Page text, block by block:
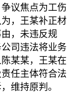
议焦点为工伤
，王某补正材
，未违反规
司违法将业务
某某，王某在
任主体符合法
维持原判。